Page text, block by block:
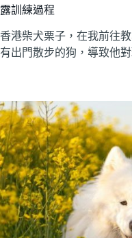
露訓練過程
香港柴犬栗子，在我前往
有出門散步的狗，導致他